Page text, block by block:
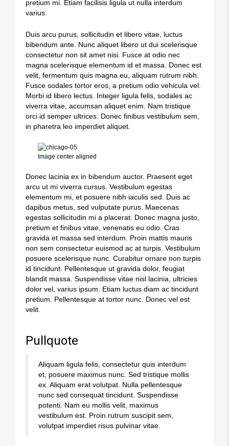
pretium mi. Etiam facilisis ligula ut nulla interdum
varius.
Duis arcu purus, sollicitudin et libero vitae, luctus
bibendum ante. Nunc aliquet libero ut dui scelerisque
consectetur non sit amet nisi. Fusce at odio nec
magna scelerisque elementum id et massa. Donec est
velit, fermentum quis magna eu, aliquam rutrum nibh.
Fusce sodales tortor eros, a pretium odio vehicula vel.
Morbi id libero lectus. Integer ligula felis, sodales ac
viverra vitae, accumsan aliquet enim. Nam tristique
orci id semper ultrices. Donec finibus vestibulum sem,
in pharetra leo imperdiet aliquet.
Image center aligned
Donec lacinia ex in bibendum auctor. Praesent eget
arcu ut mi viverra cursus. Vestibulum egestas
elementum mi, et posuere nibh iaculis sed. Duis ac
dapibus metus, sed vulputate purus. Maecenas
egestas sollicitudin mi a placerat. Donec magna justo,
pretium et finibus vitae, venenatis eu odio. Cras
gravida et massa sed interdum. Proin mattis mauris
non sem consectetur euismod ac at turpis. Vestibulum
posuere scelerisque nunc. Curabitur ornare non turpis
id tincidunt. Pellentesque ut gravida dolor, feugiat
blandit massa. Suspendisse vitae nisl lacinia, ultricies
dolor vel, varius ipsum. Etiam luctus diam ac tincidunt
pretium. Pellentesque at tortor nunc. Donec vel est
velit.
Pullquote
Aliquam ligula felis, consectetur quis interdum
et, posuere maximus nunc. Sed tristique mollis
ex. Aliquam erat volutpat. Nulla pellentesque
nunc sed consequat tincidunt. Suspendisse
potenti. Nam eu mollis velit, maximus
vestibulum est. Proin rutrum suscipit sem,
volutpat imperdiet risus pulvinar vitae.